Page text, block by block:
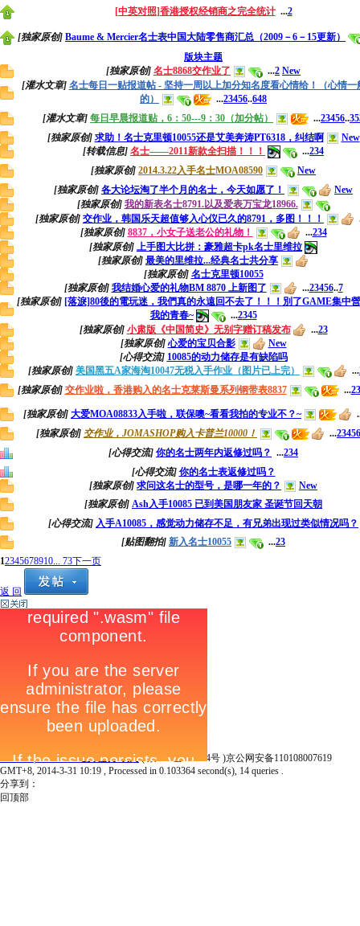
[中英对照]香港授权经销商之完全统计 ...2
[独家原创] Baume & Mercier名士表中国大陆零售商汇总（2009－6－15更新）
版块主题
[独家原创] 名士8868交作业了 ...2 New
[灌水文章] 名士每日一贴报道帖 - 坚持一周以上加分知名度看心情给！（心情一
的）
...23456..648
[灌水文章] 每日早晨报道贴，6：50---9：30（加分帖） ...23456..
[独家原创] 求助！名士克里顿10055还是艾美奔涛PT6318，纠结啊
New
[转载信息] 名士——2011新款全扫描！！！ ...234
[独家原创] 2014.3.22入手名士MOA08590
New
[独家原创] 各大论坛淘了半个月的名士，今天如愿了！
New
[独家原创] 我的新表名士8791.以及爱表万宝龙18966.
[独家原创] 交作业，韩国乐天超值够入心仪已久的8791，多图！！！
[独家原创] 8837，小女子送老公的礼物！ ...234
[独家原创] 上手图大比拼：豪雅超卡pk名士里维拉
[独家原创] 最美的里维拉...经典名士共分享
[独家原创] 名士克里顿10055
[独家原创] 我结婚心爱的礼物BM 8870 上新图了 ...23456..7
[独家原创] [落淚]80後的電玩迷，我們真的永遠回不去了！！！別了GAME集中
我的青春~
...2345
[独家原创] 小肃版《中国简史》无别字赠订稿发布 ...23
[独家原创] 心爱的宝贝合影
New
[心得交流] 10085的动力储存是有缺陷吗
[独家原创] 美国黑五A家海淘10047无税入手作业（图片已上完） ...
[独家原创] 交作业啦，香港购入的名士克莱斯曼系列钢带表8837 ...23
[独家原创] 大爱MOA08833入手啦，联保噢~看看我拍的专业不？~
[独家原创] 交作业，JOMASHOP购入卡普兰10000！ ...23456
[心得交流] 你的名士两年内返修过吗？ ...234
[心得交流] 你的名士表返修过吗？
[独家原创] 求问这名士的型号，是哪一年的？
New
[独家原创] Ash入手10085 已到美国朋友家 圣诞节回天朝
[心得交流] 入手A10085，感觉动力储存不足，有兄弟出现过类似情况吗？
[贴图翻拍] 新入名士10055 ...23
12345678910... 73下一页
返 回
Archiver Iwatch365 爱表族手表网( 京ICP证100334号 )京公网安备110108007619
GMT+8, 2014-3-31 10:19 , Processed in 0.103364 second(s), 14 queries .
分享到：
回顶部